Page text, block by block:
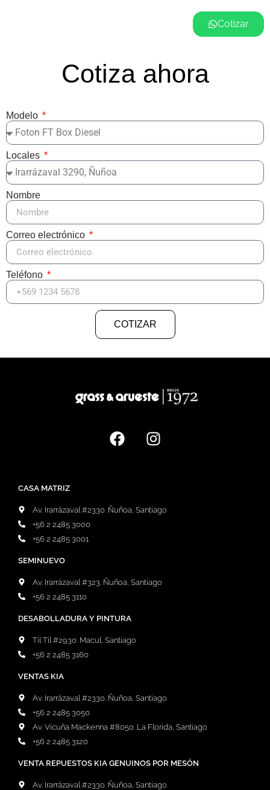
Cotizar
Cotiza ahora
Modelo
Locales
Nombre
Correo electrónico
Teléfono
COTIZAR
CASA MATRIZ
Av. Irarrázaval #2330. Ñuñoa, Santiago
+56 2 2485 3000
+56 2 2485 3001
SEMINUEVO
Av. Irarrázaval #323. Ñuñoa, Santiago
+56 2 2485 3110
DESABOLLADURA Y PINTURA
Til Til #2930. Macul, Santiago
+56 2 2485 3160
VENTAS KIA
Av. Irarrázaval #2330. Ñuñoa, Santiago
+56 2 2485 3050
Av. Vicuña Mackenna #8050. La Florida, Santiago
+56 2 2485 3120
VENTA REPUESTOS KIA GENUINOS POR MESÓN
Av. Irarrázaval #2330. Ñuñoa, Santiago